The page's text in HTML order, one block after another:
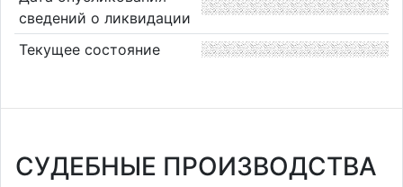
сведений о ликвидации
Текущее состояние
СУДЕБНЫЕ ПРОИЗВОДСТВА